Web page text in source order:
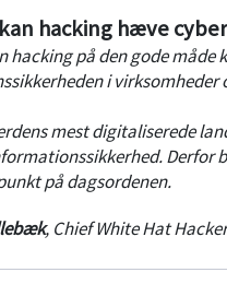
AND COST
management, from
SECURITY, IT, AND
management with other
hacking hæve
hacking på den gode
i virksomheder
mest digitaliserede
Derfor
på dagsordenen.
, Chief White Hat Hacker